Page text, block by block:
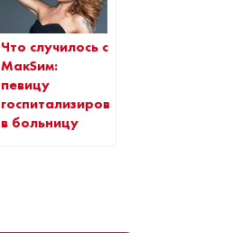
Что случилось с
МакSим:
певицу
госпитализировали
в больницу